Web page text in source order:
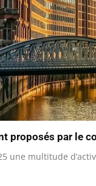
proposés par le
une multitude